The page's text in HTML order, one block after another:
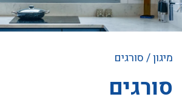
מיגון/ סורגים
סורגים